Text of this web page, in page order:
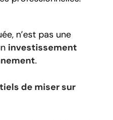
n’est pas une
investissement
.
de miser sur